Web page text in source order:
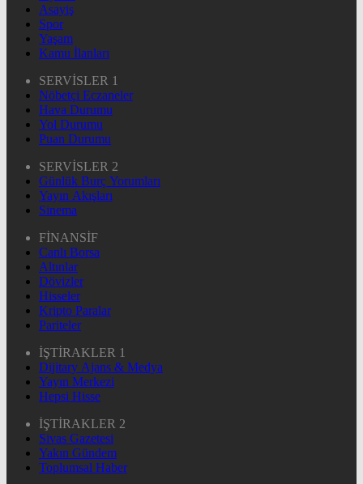
Asayiş
Spor
Yaşam
Kamu İlanları
SERVİSLER 1
Nöbetçi Eczaneler
Hava Durumu
Yol Durumu
Puan Durumu
SERVİSLER 2
Günlük Burç Yorumları
Yayın Akışları
Sinema
FİNANSİF
Canlı Borsa
Altınlar
Dövizler
Hisseler
Kripto Paralar
Pariteler
İŞTİRAKLER 1
Dijitary Ajans & Medya
Yayın Merkezi
Hepsi Hisse
İŞTİRAKLER 2
Sivas Gazetesi
Yakın Gündem
Toplumsal Haber